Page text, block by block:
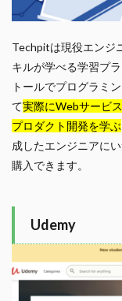
Techpitは現役エンジ
キルが学べる学習プ
トールでプログラミ
て実際にWebサービ
プロダクト開発を学ぶ
成したエンジニアに
購入できます。
Udemy